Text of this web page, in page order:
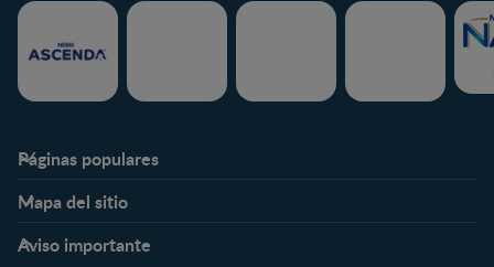
Páginas populares
Expertos en Nutrición
Preguntas Frecuentes
Mapa del sitio
Preconcepción
Aviso importante